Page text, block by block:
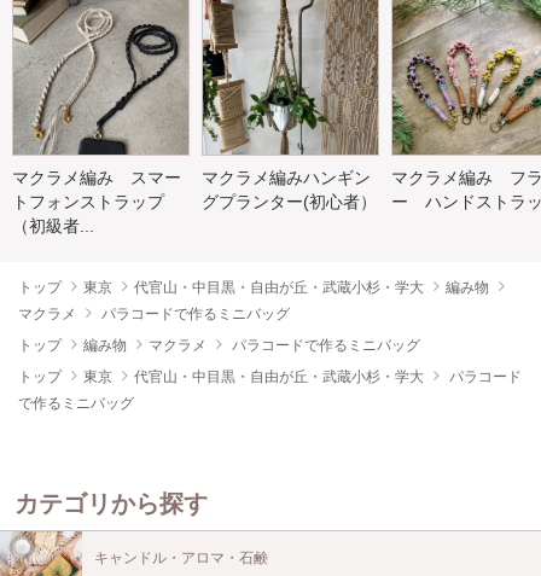
マクラメ編み スマー
トフォンストラップ
（初級者...
マクラメ編みハンギン
グプランター(初心者）
マクラメ編み フ
ー ハンドストラ
トップ 東京 代官山・中目黒・自由が丘・武蔵小杉・学大
編み物
マクラメ
パラコードで作るミニバッグ
トップ
編み物 マクラメ
パラコードで作るミニバッグ
トップ
東京 代官山・中目黒・自由が丘・武蔵小杉・学大
パラコード
で作るミニバッグ
カテゴリから探す
キャンドル・アロマ・石鹸